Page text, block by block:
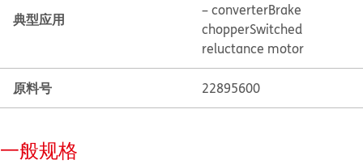
典型应用
– converterBrake
chopperSwitched
reluctance motor
原料号 22895600
一般规格